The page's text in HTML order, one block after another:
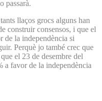
passarà.
llaços grocs alguns han
construir consensos, i que el
de la independència si
Perquè jo també crec que
el 23 de desembre del
a favor de la independència